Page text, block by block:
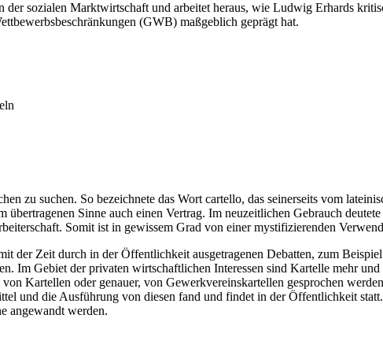
der sozialen Marktwirtschaft und arbeitet heraus, wie Ludwig Erhards
(GWB) maßgeblich geprägt hat.
zu suchen. So bezeichnete das Wort cartello, das seinerseits vom
übertragenen Sinne auch einen Vertrag. Im neuzeitlichen Gebrauch
Somit ist in gewissem Grad von einer mystifizierenden
der Zeit durch in der Öffentlichkeit ausgetragenen Debatten, zum
Im Gebiet der privaten wirtschaftlichen Interessen sind Kartelle mehr
Kartellen oder genauer, von Gewerkvereinskartellen gesprochen
und die Ausführung von diesen fand und findet in der Öffentlichkeit
angewandt werden.